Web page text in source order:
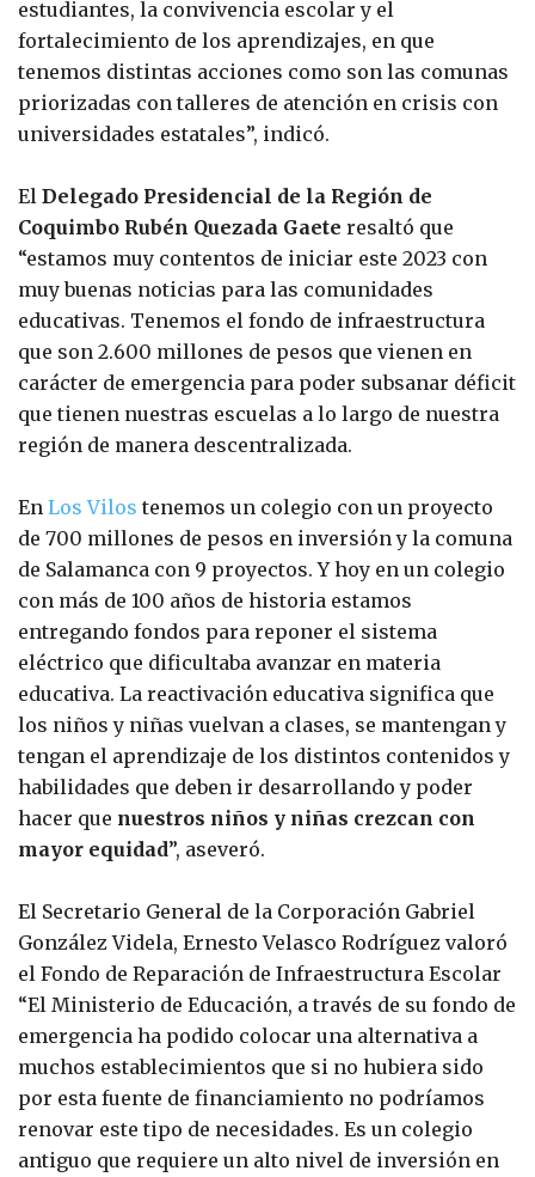
estudiantes, la convivencia escolar y el
fortalecimiento de los aprendizajes, en que
tenemos distintas acciones como son las comunas
priorizadas con talleres de atención en crisis con
universidades estatales”, indicó.
El Delegado Presidencial de la Región de
Coquimbo Rubén Quezada Gaete resaltó que
“estamos muy contentos de iniciar este 2023 con
muy buenas noticias para las comunidades
educativas. Tenemos el fondo de infraestructura
que son 2.600 millones de pesos que vienen en
carácter de emergencia para poder subsanar déficit
que tienen nuestras escuelas a lo largo de nuestra
región de manera descentralizada.
En Los Vilos tenemos un colegio con un proyecto
de 700 millones de pesos en inversión y la comuna
de Salamanca con 9 proyectos. Y hoy en un colegio
con más de 100 años de historia estamos
entregando fondos para reponer el sistema
eléctrico que dificultaba avanzar en materia
educativa. La reactivación educativa significa que
los niños y niñas vuelvan a clases, se mantengan y
tengan el aprendizaje de los distintos contenidos y
habilidades que deben ir desarrollando y poder
hacer que nuestros niños y niñas crezcan con
mayor equidad”, aseveró.
El Secretario General de la Corporación Gabriel
González Videla, Ernesto Velasco Rodríguez valoró
el Fondo de Reparación de Infraestructura Escolar
“El Ministerio de Educación, a través de su fondo de
emergencia ha podido colocar una alternativa a
muchos establecimientos que si no hubiera sido
por esta fuente de financiamiento no podríamos
renovar este tipo de necesidades. Es un colegio
antiguo que requiere un alto nivel de inversión en